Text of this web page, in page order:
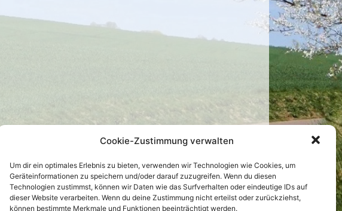
Cookie-Zustimmung verwalten
Um dir ein optimales Erlebnis zu bieten, verwenden wir Technologien wie Cookies, um
Geräteinformationen zu speichern und/oder darauf zuzugreifen. Wenn du diesen
Technologien zustimmst, können wir Daten wie das Surfverhalten oder eindeutige IDs auf
dieser Website verarbeiten. Wenn du deine Zustimmung nicht erteilst oder zurückziehst,
können bestimmte Merkmale und Funktionen beeinträchtigt werden.
Mit freundlicher Unterstützung vone-studio.de